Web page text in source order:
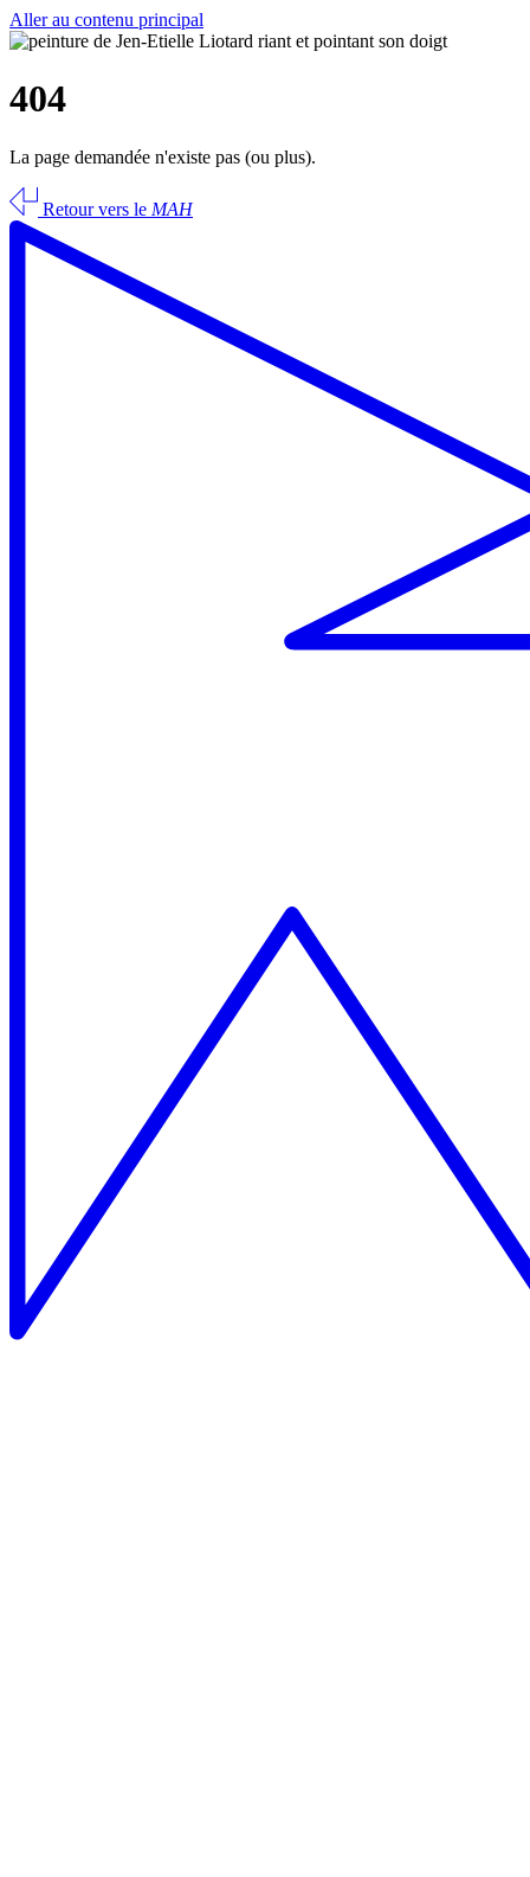
Aller au contenu principal
404
La page demandée n'existe pas (ou plus).
Retour vers le MAH